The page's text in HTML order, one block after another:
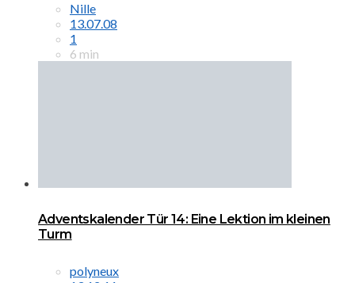
Nille
13.07.08
1
6 min
Adventskalender Tür 14: Eine Lektion im kleinen
Turm
polyneux